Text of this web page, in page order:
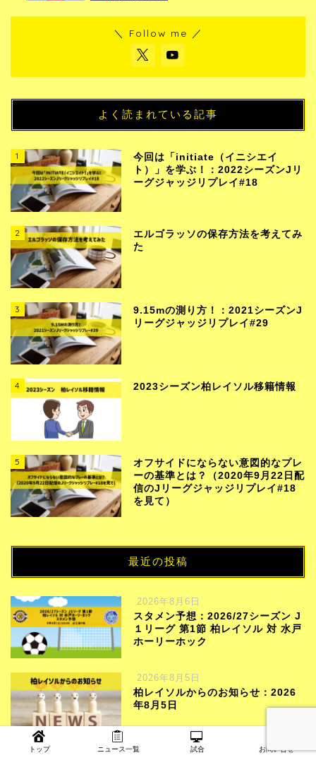
＼ Follow me ／
よく読まれている記事
1
今回は「initiate（イニシエイ
ト）」を学ぶ！：2022シーズンJリ
ーグジャッジリプレイ#18
2
エルゴラッソの保存方法を考えてみ
た
3
9.15mの測り方！：2021シーズンJ
リーグジャッジリプレイ#29
4 2023シーズン柏レイソル移籍情報
5
オフサイドにならない意図的なプレ
ーの基準とは？（2020年9月22日配
信のJリーグジャッジリプレイ#18
を見て）
最近の投稿
2026年8月6日
スタメン予想：2026/27シーズン J
１リーグ 第1節 柏レイソル 対 水戸
ホーリーホック
2026年8月5日
柏レイソルからのお知らせ：2026
年8月5日
2026年8月4日
トップ ニュース一覧 試合 お問い合せ